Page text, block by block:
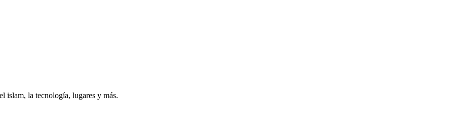
la tecnología, lugares y más.